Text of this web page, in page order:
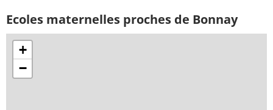
Ecoles maternelles proches de Bonnay
+
−